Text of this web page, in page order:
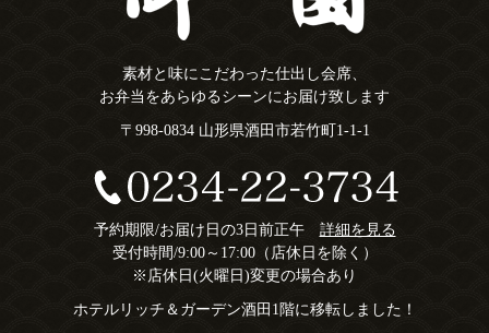
素材と味にこだわった仕出し会席、
お弁当をあらゆるシーンにお届け致します
〒998-0834 山形県酒田市若竹町1-1-1
予約期限/お届け日の3日前正午 詳細を見る
受付時間/9:00～17:00（店休日を除く）
※店休日(火曜日)変更の場合あり
ホテルリッチ＆ガーデン酒田1階に移転しました！